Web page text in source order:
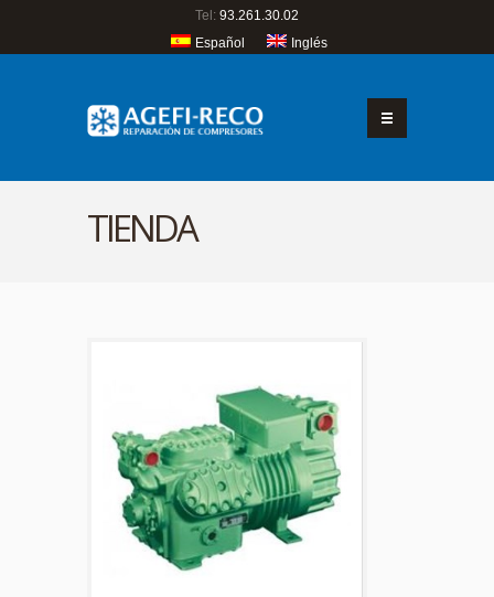
Tel: 93.261.30.02
Español
Inglés
TIENDA